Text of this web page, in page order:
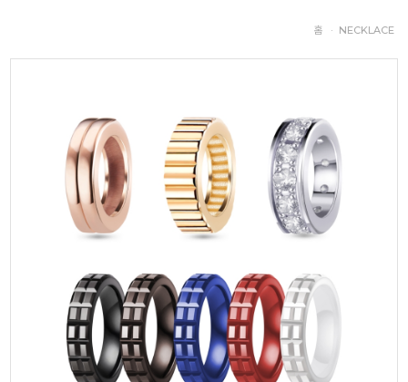
홈 · NECKLACE